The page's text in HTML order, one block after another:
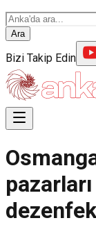
Ara
Bizi Takip Edin